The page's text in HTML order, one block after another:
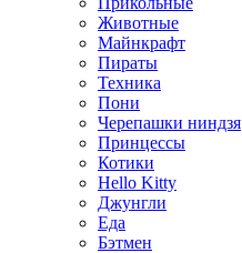
Животные
Майнкрафт
Пираты
Техника
Пони
Черепашки ниндзя
Принцессы
Котики
Hello Kitty
Джунгли
Еда
Бэтмен